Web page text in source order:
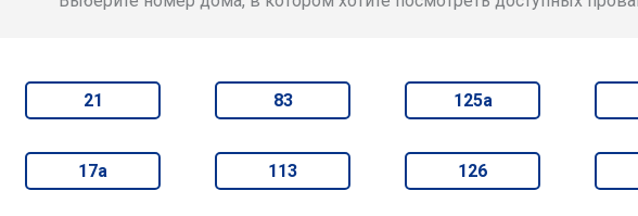
21 83 125а
17а 113 126